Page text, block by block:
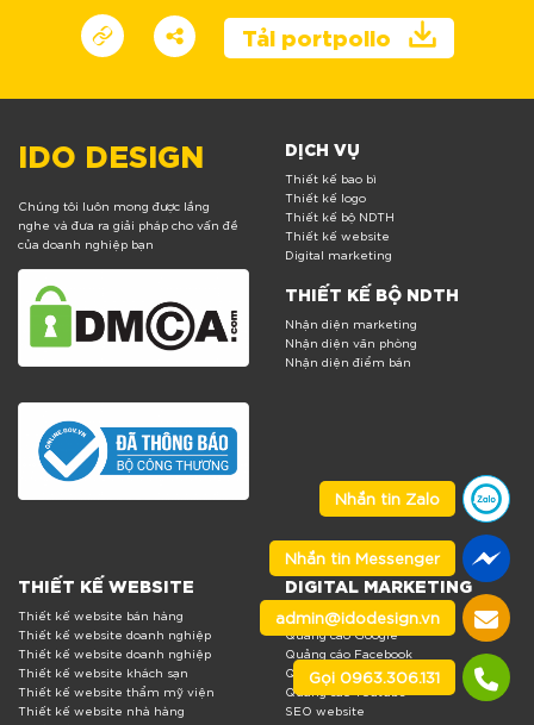
Tải portpolio
IDO DESIGN
Chúng tôi luôn mong được lắng
nghe và đưa ra giải pháp cho vấn đề
của doanh nghiệp bạn
DỊCH VỤ
Thiết kế bao bì
Thiết kế logo
Thiết kế bộ NDTH
Thiết kế website
Digital marketing
THIẾT KẾ BỘ NDTH
Nhận diện marketing
Nhận diện văn phòng
Nhận diện điểm bán
THIẾT KẾ WEBSITE
Thiết kế website bán hàng
Thiết kế website doanh nghiệp
Thiết kế website doanh nghiệp
Thiết kế website khách sạn
Thiết kế website thẩm mỹ viện
Thiết kế website nhà hàng
DIGITAL MARKETING
Marketing online trọn gói
Quảng cáo Google
Quảng cáo Facebook
Quảng cáo Tiktok
Quảng cáo Youtube
SEO website
Nhắn tin Zalo
Nhắn tin Messenger
admin@idodesign.vn
Gọi 0963.306.131